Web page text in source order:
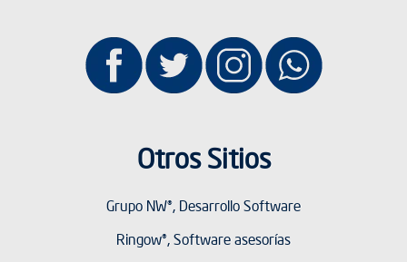
Otros Sitios
Grupo NW®, Desarrollo Software
Ringow®, Software asesorías